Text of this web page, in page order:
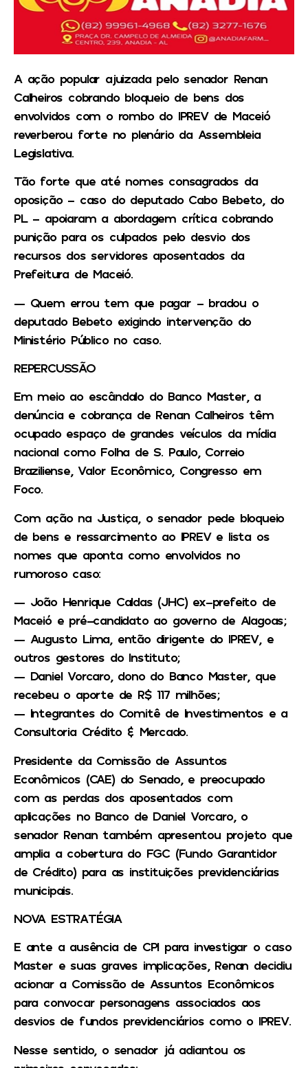
A ação popular ajuizada pelo senador Renan
Calheiros cobrando bloqueio de bens dos
envolvidos com o rombo do IPREV de Maceió
reverberou forte no plenário da Assembleia
Legislativa.
Tão forte que até nomes consagrados da
oposição – caso do deputado Cabo Bebeto, do
PL – apoiaram a abordagem crítica cobrando
punição para os culpados pelo desvio dos
recursos dos servidores aposentados da
Prefeitura de Maceió.
— Quem errou tem que pagar – bradou o
deputado Bebeto exigindo intervenção do
Ministério Público no caso.
REPERCUSSÃO
Em meio ao escândalo do Banco Master, a
denúncia e cobrança de Renan Calheiros têm
ocupado espaço de grandes veículos da mídia
nacional como Folha de S. Paulo, Correio
Braziliense, Valor Econômico, Congresso em
Foco.
Com ação na Justiça, o senador pede bloqueio
de bens e ressarcimento ao IPREV e lista os
nomes que aponta como envolvidos no
rumoroso caso:
— João Henrique Caldas (JHC) ex-prefeito de
Maceió e pré-candidato ao governo de Alagoas;
— Augusto Lima, então dirigente do IPREV, e
outros gestores do Instituto;
— Daniel Vorcaro, dono do Banco Master, que
recebeu o aporte de R$ 117 milhões;
— Integrantes do Comitê de Investimentos e a
Consultoria Crédito & Mercado.
Presidente da Comissão de Assuntos
Econômicos (CAE) do Senado, e preocupado
com as perdas dos aposentados com
aplicações no Banco de Daniel Vorcaro, o
senador Renan também apresentou projeto que
amplia a cobertura do FGC (Fundo Garantidor
de Crédito) para as instituições previdenciárias
municipais.
NOVA ESTRATÉGIA
E ante a ausência de CPI para investigar o caso
Master e suas graves implicações, Renan decidiu
acionar a Comissão de Assuntos Econômicos
para convocar personagens associados aos
desvios de fundos previdenciários como o IPREV.
Nesse sentido, o senador já adiantou os